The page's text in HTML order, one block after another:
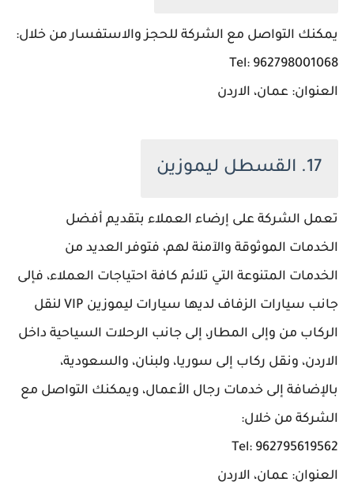
يمكنك التواصل مع الشركة للحجز والاستفسار من خلال:
Tel: 962798001068
العنوان: عمان، الاردن
17. القسطل ليموزين
تعمل الشركة على إرضاء العملاء بتقديم أفضل
الخدمات الموثوقة والآمنة لهم، فتوفر العديد من
الخدمات المتنوعة التي تلائم كافة احتياجات العملاء، فإلى
جانب سيارات الزفاف لديها سيارات ليموزين VIP لنقل
الركاب من وإلى المطار، إلى جانب الرحلات السياحية داخل
الاردن، ونقل ركاب إلى سوريا، ولبنان، والسعودية،
بالإضافة إلى خدمات رجال الأعمال، ويمكنك التواصل مع
الشركة من خلال:
Tel: 962795619562
العنوان: عمان، الاردن